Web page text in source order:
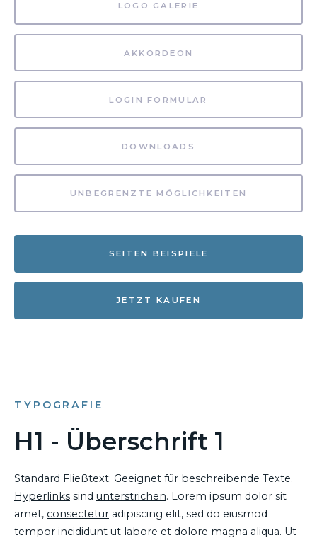
LOGO GALERIE
AKKORDEON
LOGIN FORMULAR
DOWNLOADS
UNBEGRENZTE MÖGLICHKEITEN
SEITEN BEISPIELE
JETZT KAUFEN
TYPOGRAFIE
H1 - Überschrift 1
Standard Fließtext: Geeignet für beschreibende Texte.
Hyperlinks sind unterstrichen. Lorem ipsum dolor sit
amet, consectetur adipiscing elit, sed do eiusmod
tempor incididunt ut labore et dolore magna aliqua. Ut